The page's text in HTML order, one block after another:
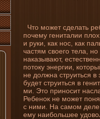
Что может сде­лать
почему гени­талии
и руки, как нос, как
частям своего тела,
наказывают,
потоку энергии,
не должна струиться
буде­т струиться в
ми. Это приносит
Ребенок не может
с ни­ми. На самом де­ле,
ему наибольшее